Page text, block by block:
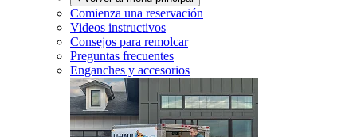
Comienza una reservación
Videos instructivos
Consejos para remolcar
Preguntas frecuentes
Enganches y accesorios